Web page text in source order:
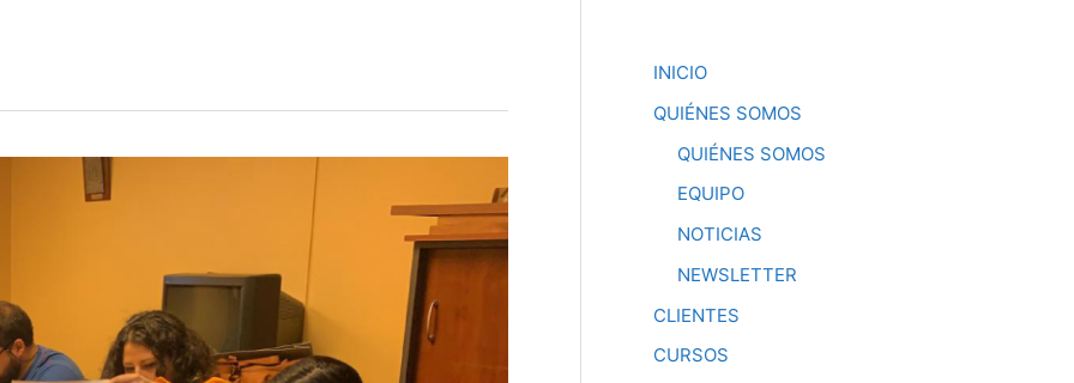
INICIO
QUIÉNES SOMOS
QUIÉNES SOMOS
EQUIPO
NOTICIAS
NEWSLETTER
CLIENTES
CURSOS